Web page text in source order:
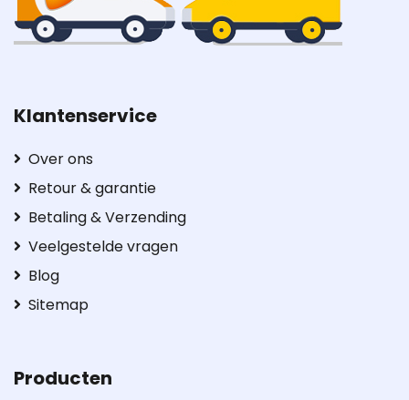
Klantenservice
Over ons
Retour & garantie
Betaling & Verzending
Veelgestelde vragen
Blog
Sitemap
Producten